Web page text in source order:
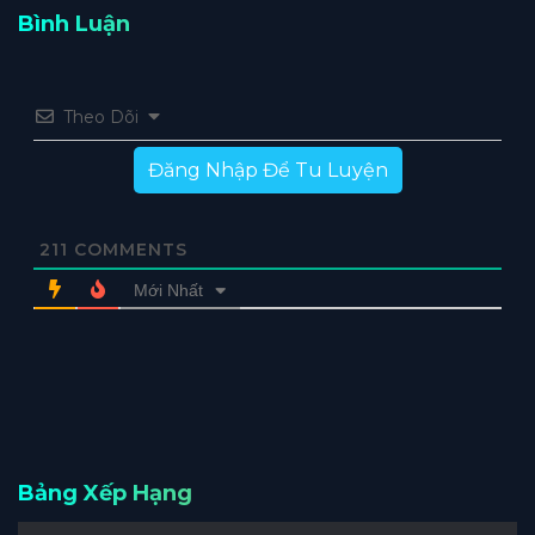
Bình Luận
Theo Dõi
Đăng Nhập Để Tu Luyện
211 COMMENTS
Mới Nhất
Bảng Xếp Hạng